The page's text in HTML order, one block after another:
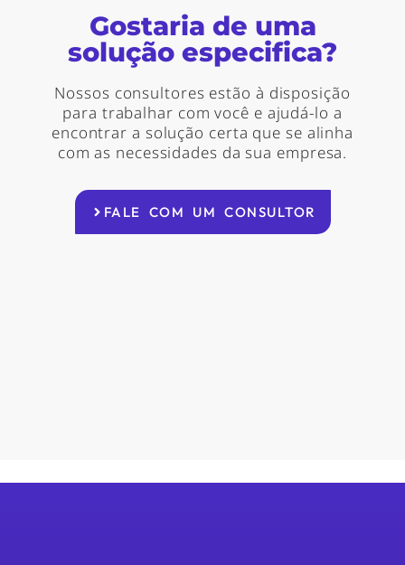
Gostaria de uma
solução especifica?
Nossos consultores estão à disposição
para trabalhar com você e ajudá-lo a
encontrar a solução certa que se alinha
com as necessidades da sua empresa.
FALE COM UM CONSULTOR